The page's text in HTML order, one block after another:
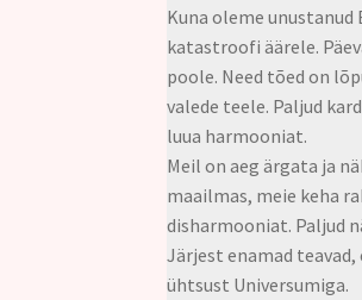
Kuna oleme
katastroofi äärele.
poole. Need tõed on
valede teele. Paljud
luua harmooniat.
Meil on aeg ärgata ja
maailmas, meie keha
disharmooniat. Paljud
Järjest enamad
ühtsust Universumiga.